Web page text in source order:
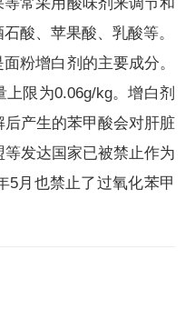
酸、苹果酸、乳酸等。
粉增白剂的主要成分。
限为0.06g/kg。增白剂
产生的苯甲酸会对肝脏
发达国家已被禁止作为
5月也禁止了过氧化苯甲